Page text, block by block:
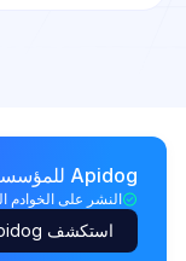
Apidog للمؤسسات
النشر على الخوادم
استكشف Apidog للمؤسسات